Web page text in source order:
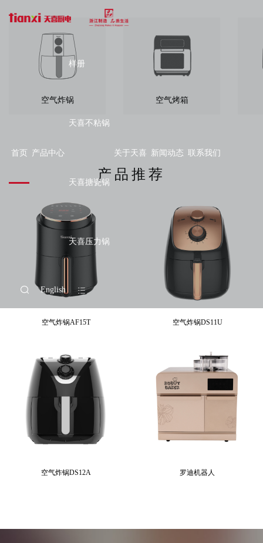
首页 产品中心
样册
天喜不粘锅
天喜搪瓷锅
天喜压力锅
关于天喜 新闻动态 联系我们
English
空气炸锅 空气烤箱
产品推荐
空气炸锅AF15T 空气炸锅DS11U
空气炸锅DS12A 罗迪机器人